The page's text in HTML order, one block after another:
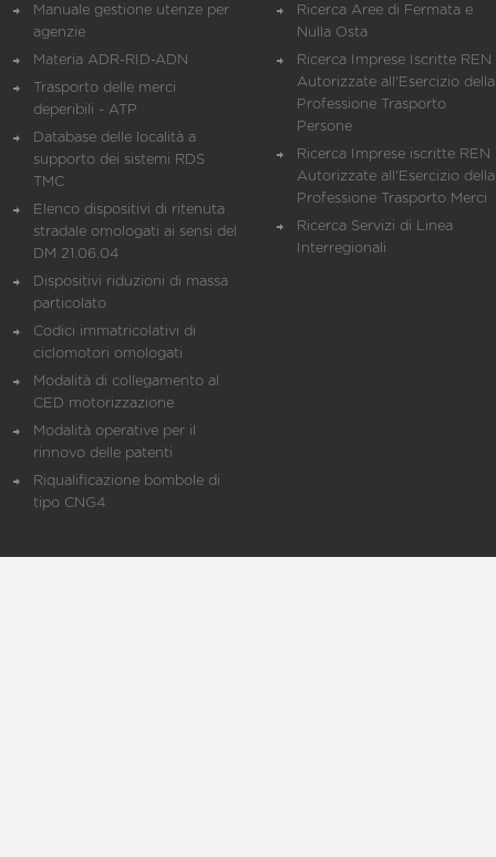
Manuale gestione utenze per
agenzie
Materia ADR-RID-ADN
Trasporto delle merci
deperibili - ATP
Database delle località a
supporto dei sistemi RDS
TMC
Elenco dispositivi di ritenuta
stradale omologati ai sensi del
DM 21.06.04
Dispositivi riduzioni di massa
particolato
Codici immatricolativi di
ciclomotori omologati
Modalità di collegamento al
CED motorizzazione
Modalità operative per il
rinnovo delle patenti
Riqualificazione bombole di
tipo CNG4
Ricerca Aree di Fermata e
Nulla Osta
Ricerca Imprese Iscritte REN
Autorizzate all'Esercizio della
Professione Trasporto
Persone
Ricerca Imprese iscritte REN
Autorizzate all'Esercizio della
Professione Trasporto Merci
Ricerca Servizi di Linea
Interregionali